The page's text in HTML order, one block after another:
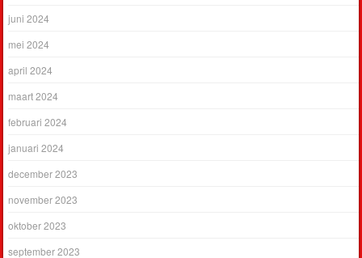
juni 2024
mei 2024
april 2024
maart 2024
februari 2024
januari 2024
december 2023
november 2023
oktober 2023
september 2023